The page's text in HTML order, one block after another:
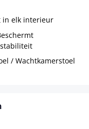
in elk interieur
/ Wachtkamerstoel